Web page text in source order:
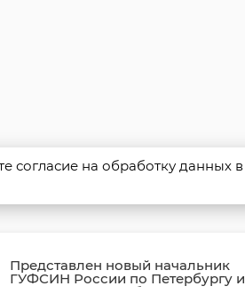
Представлен новый начальник
ГУФСИН России по Петербургу и
Ленинградской области
согласие на обработку данных в